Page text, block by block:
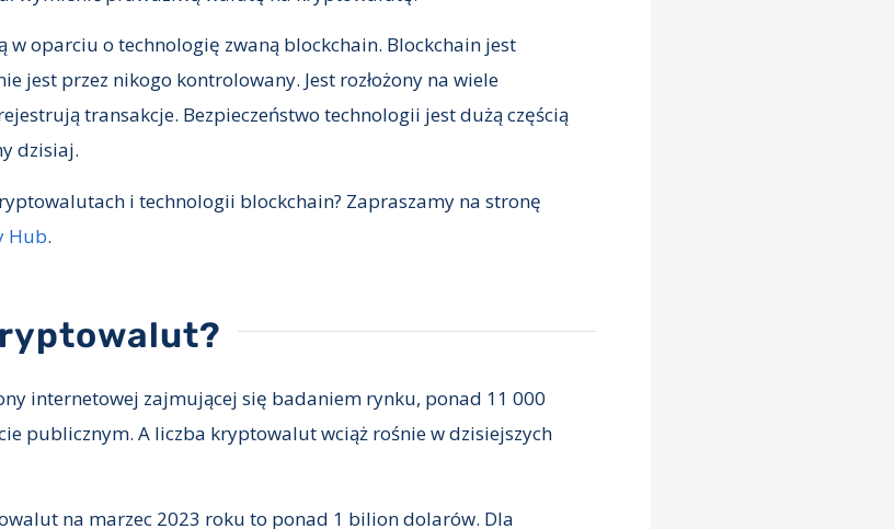
w oparciu o technologię zwaną blockchain. Blockchain jest
jest przez nikogo kontrolowany. Jest rozłożony na wiele
transakcje. Bezpieczeństwo technologii jest dużą częścią
dzisiaj.
i technologii blockchain? Zapraszamy na stronę
Hub.
internetowej zajmującej się badaniem rynku, ponad 11 000
publicznym. A liczba kryptowalut wciąż rośnie w dzisiejszych
na marzec 2023 roku to ponad 1 bilion dolarów. Dla